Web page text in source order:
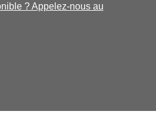
? Appelez-nous au